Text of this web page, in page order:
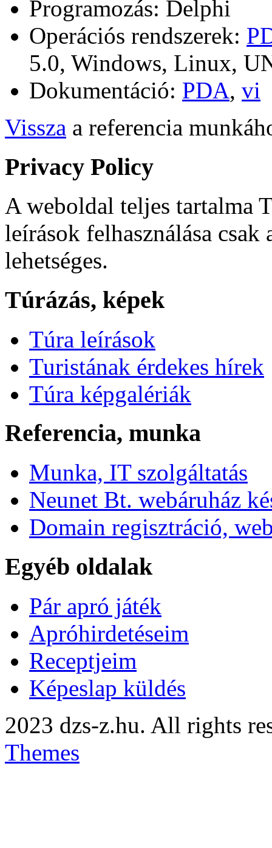
Programozás: Delphi
Operációs rendszerek:
5.0, Windows, Linux,
Dokumentáció: PDA, vi
Vissza a referencia
Privacy Policy
A weboldal teljes tartalma
leírások felhasználása csak
lehetséges.
Túrázás, képek
Túra leírások
Turistának érdekes hírek
Túra képgalériák
Referencia, munka
Munka, IT szolgáltatás
Neunet Bt. webáruház
Domain regisztráció,
Egyéb oldalak
Pár apró játék
Apróhirdetéseim
Receptjeim
Képeslap küldés
2023 dzs-z.hu. All rights
Themes